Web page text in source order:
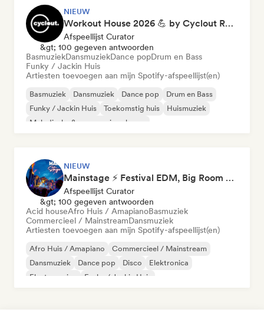
NIEUW
Workout House 2026 💪 by Cyclout Records
Afspeellijst Curator
&gt; 100 gegeven antwoorden
BasmuziekDansmuziekDance popDrum en Bass
Funky / Jackin Huis
Artiesten toevoegen aan mijn Spotify-afspeellijst(en)
Basmuziek Dansmuziek Dance pop
Drum en Bass
Funky / Jackin Huis
Toekomstig huis
Huismuziek
Melodische & progressieve house
NIEUW
Mainstage ⚡ Festival EDM, Big Room & House Anthems
Afspeellijst Curator
&gt; 100 gegeven antwoorden
Acid houseAfro Huis / AmapianoBasmuziek
Commercieel / MainstreamDansmuziek
Artiesten toevoegen aan mijn Spotify-afspeellijst(en)
Afro Huis / Amapiano
Commercieel / Mainstream
Dansmuziek
Dance pop Disco
Elektronica
Electro swing
Funky / Jackin Huis